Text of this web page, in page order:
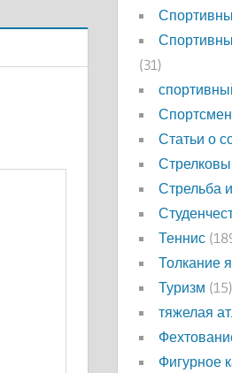
(31)
Статьи о
Стрельба
Теннис
Толкание
Туризм (15)
тяжелая
Фигурное